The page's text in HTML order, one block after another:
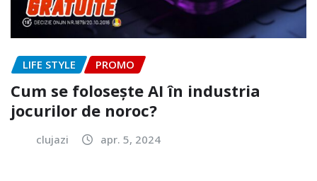
LIFE STYLE PROMO
Cum se folosește AI în industria
jocurilor de noroc?
clujazi apr. 5, 2024